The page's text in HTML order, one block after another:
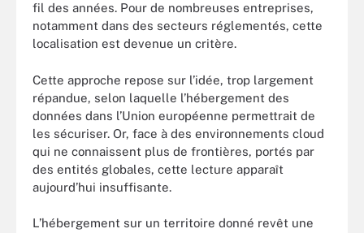
fil des années. Pour de nombreuses entreprises,
notamment dans des secteurs réglementés, cette
localisation est devenue un critère.
Cette approche repose sur l’idée, trop largement
répandue, selon laquelle l’hébergement des
données dans l’Union européenne permettrait de
les sécuriser. Or, face à des environnements cloud
qui ne connaissent plus de frontières, portés par
des entités globales, cette lecture apparaît
aujourd’hui insuffisante.
L’hébergement sur un territoire donné revêt une